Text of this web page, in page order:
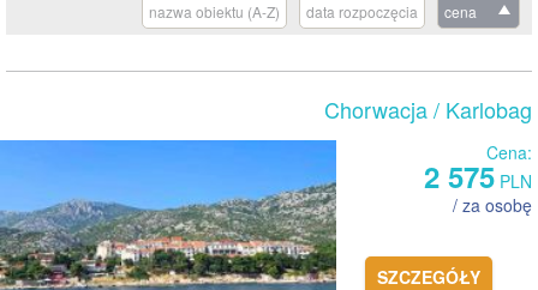
cena
data rozpoczęcia
nazwa obiektu (A-Z)
Chorwacja/ Karlobag
Cena:
2 575 PLN
/ za osobę
SZCZEGÓŁY